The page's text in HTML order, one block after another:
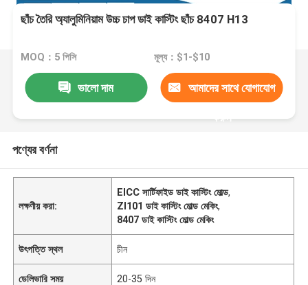
ছাঁচ তৈরি অ্যালুমিনিয়াম উচ্চ চাপ ডাই কাস্টিং ছাঁচ 8407 H13
MOQ：5 পিসি মূল্য：$1-$10
ভালো দাম আমাদের সাথে যোগাযোগ
করুন
পণ্যের বর্ণনা
লক্ষণীয় করা:
EICC সার্টিফাইড ডাই কাস্টিং মোল্ড,
Zl101 ডাই কাস্টিং মোল্ড মেকিং,
8407 ডাই কাস্টিং মোল্ড মেকিং
উৎপত্তি স্থল চীন
ডেলিভারি সময় 20-35 দিন